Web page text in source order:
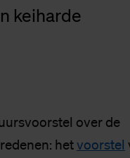
keiharde
over de
hetvoorstel